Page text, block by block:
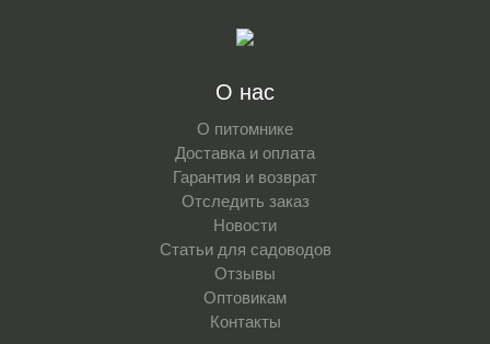
О нас
О питомнике
Доставка и оплата
Гарантия и возврат
Отследить заказ
Новости
Статьи для садоводов
Отзывы
Оптовикам
Контакты